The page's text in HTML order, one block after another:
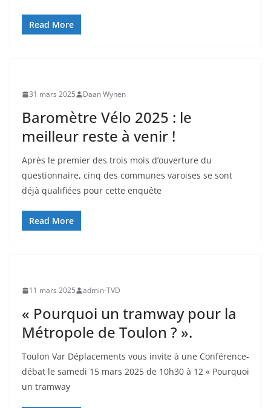
Read More
31 mars 2025 Daan Wynen
Baromètre Vélo 2025 : le
meilleur reste à venir !
Après le premier des trois mois d’ouverture du
questionnaire, cinq des communes varoises se sont
déjà qualifiées pour cette enquête
Read More
11 mars 2025 admin-TVD
« Pourquoi un tramway pour la
Métropole de Toulon ? ».
Toulon Var Déplacements vous invite à une Conférence-
débat le samedi 15 mars 2025 de 10h30 à 12 « Pourquoi
un tramway